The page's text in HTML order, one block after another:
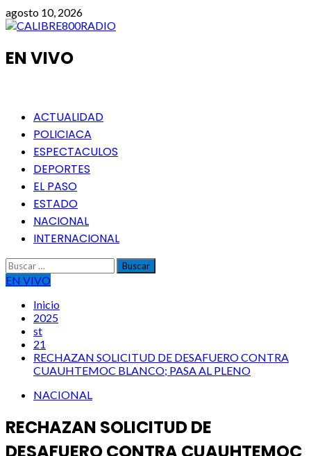
Saltar
al
agosto 10, 2026
EN VIVO
Menú
principal
ACTUALIDAD
POLICIACA
ESPECTACULOS
DEPORTES
EL PASO
ESTADO
NACIONAL
INTERNACIONAL
Buscar:
EN VIVO
Inicio
2025
st
21
RECHAZAN SOLICITUD DE DESAFUERO CONTRA
CUAUHTEMOC BLANCO; PASA AL PLENO
NACIONAL
RECHAZAN SOLICITUD DE
DESAFUERO CONTRA CUAUHTEMOC